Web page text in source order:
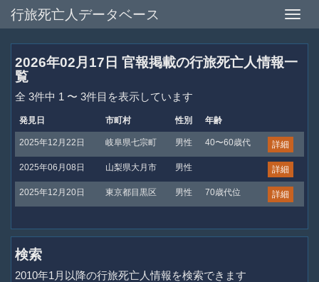
Toggle
行旅死亡人データベース
2026年02月17日 官報掲載の行旅死亡人情報一
覧
全 3件中 1 〜 3件目を表示しています
発見日 市町村 性別 年齢
2025年12月22日 岐阜県七宗町 男性 40〜60歳代 詳細
2025年06月08日 山梨県大月市 男性 詳細
2025年12月20日 東京都目黒区 男性 70歳代位 詳細
検索
2010年1月以降の行旅死亡人情報を検索できます